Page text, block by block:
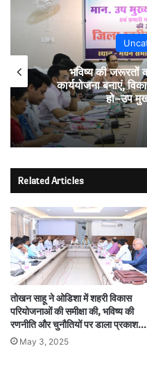
भविष्य की जरूरतों
कार्ययोजना बनाएं,
हो–उप
Related Articles
तोखन साहू ने ओडिशा में शहरी विकास
परियोजनाओं की समीक्षा की, भविष्य की
रणनीति और चुनौतियों पर डाला
May 3, 2025